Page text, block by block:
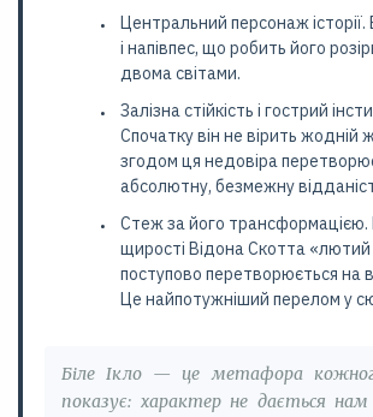
Центральний персонаж історії.
і напівпес, що робить його
двома світами.
Залізна стійкість і гострий
Спочатку він не вірить жодній
згодом ця недовіра
абсолютну, безмежну
Стеж за його трансформацією.
щирості Відона Скотта «лютий
поступово перетворюється на
Це найпотужніший перелом у
Біле Ікло — це метафора
показує: характер не дається